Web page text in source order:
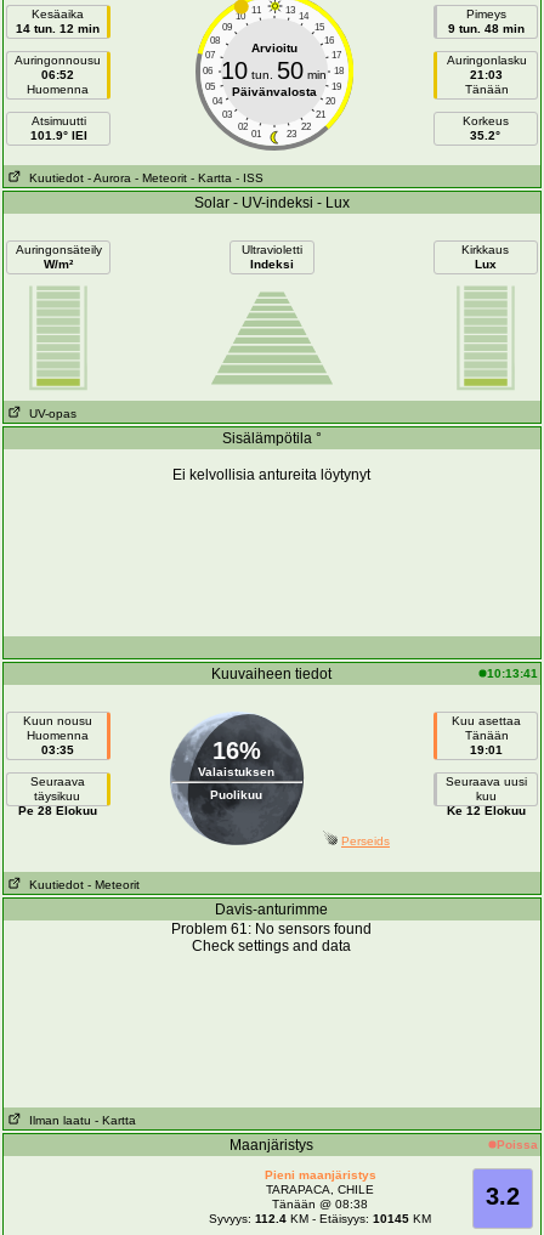
Kesäaika
14 tun. 12 min
Auringonnousu
06:52
Huomenna
Atsimuutti
101.9° IEI
11 13
10
14
09
15
08
16
07
17
06
18
05
19
04
20
03
21
02
22
01 23
Arvioitu
10 tun. 50 min
Päivänvalosta
Pimeys
9 tun. 48 min
Auringonlasku
21:03
Tänään
Korkeus
35.2°
Kuutiedot - Aurora - Meteorit - Kartta - ISS
Solar - UV-indeksi - Lux
Auringonsäteily
W/m²
Ultravioletti
Indeksi
Kirkkaus
Lux
UV-opas
Sisälämpötila °
Ei kelvollisia antureita löytynyt
Kuuvaiheen tiedot 10:13:41
Kuun nousu
Huomenna
03:35
Seuraava
täysikuu
Pe 28 Elokuu
16%
Valaistuksen
Puolikuu
Kuu asettaa
Tänään
19:01
Seuraava uusi
kuu
Ke 12 Elokuu
Perseids
Kuutiedot - Meteorit
Davis-anturimme
Problem 61: No sensors found
Check settings and data
Ilman laatu - Kartta
Maanjäristys Poissa
3.2
Pieni maanjäristys
TARAPACA, CHILE
Tänään @ 08:38
Syvyys:112.4 KM - Etäisyys:10145 KM